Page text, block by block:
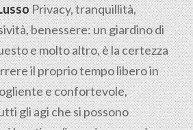
Privacy, tranquillità,
benessere: un giardino di
e molto altro, è la certezza
il proprio tempo libero in
e confortevole,
gli agi che si possono